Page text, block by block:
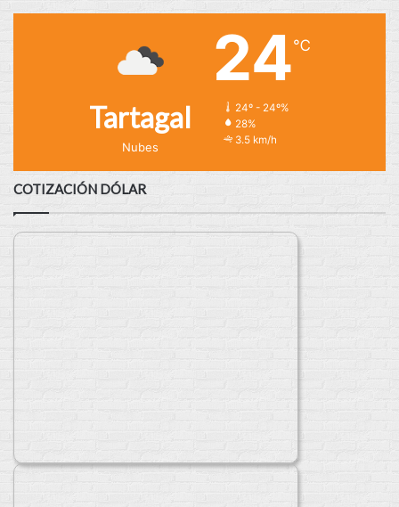
Tartagal
Nubes
24℃
24º - 24º%
28%
3.5 km/h
COTIZACIÓN DÓLAR